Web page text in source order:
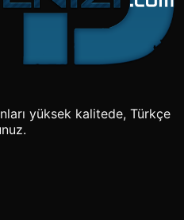
yüksek kalitede, Türkçe